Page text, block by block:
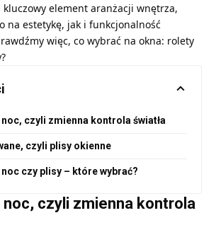
element aranżacji wnętrza,
na estetykę, jak i funkcjonalność
więc, co wybrać na okna: rolety
czyli zmienna kontrola światła
czyli plisy okienne
czy plisy – które wybrać?
czyli zmienna kontrola